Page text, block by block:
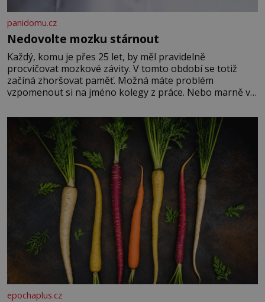
panidomu.cz
Nedovolte mozku stárnout
Každý, komu je přes 25 let, by měl pravidelně
procvičovat mozkové závity. V tomto období se totiž
začíná zhoršovat paměť. Možná máte problém
vzpomenout si na jméno kolegy z práce. Nebo marně v
Je to opravdu tak, s věkem jako kdyby se paměť
rozhodla stávkovat. Cvičte
epochaplus.cz